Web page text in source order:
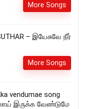
More Songs
– இயேசுவே நீர்
More Songs
vendumae song
இருக்க வேண்டுமே